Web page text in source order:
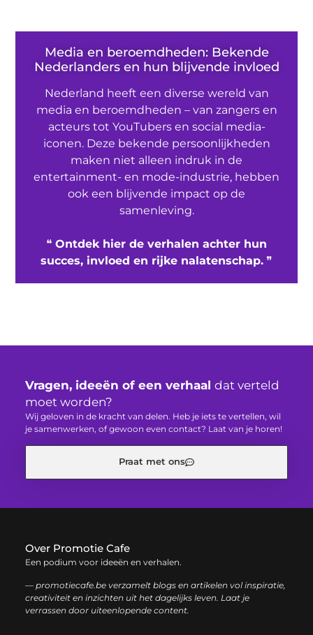
Media en beroemdheden: Bekende
Nederlanders en hun blijvende invloed
Nederland heeft een diverse wereld van
media en beroemdheden – van zangers en
acteurs tot YouTubers en social media-
iconen. Deze bekende persoonlijkheden
maken niet alleen indruk in de
entertainment- en mode-industrie, hebben
ook een blijvende impact op de
samenleving.
❝ Ontdek hier de verhalen achter hun
succes, invloed en rijke nalatenschap. ❞
Vragen, ideeën of een verhaal dat verteld
moet worden?
Wij geloven in de kracht van delen. Heb je iets te vertellen, wil
je samenwerken, of gewoon even contact? Laat van je horen!
Praat met ons
Over Promotie Cafe
Een podium voor ideeën en verhalen.
— promotiecafe.be verzamelt blogs en artikelen vol inspiratie,
creativiteit en inzichten uit het dagelijks leven. Laat je
verrassen door uiteenlopende content.